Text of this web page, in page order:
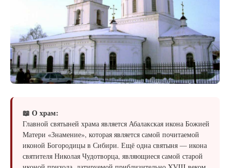
📖 О храм:
Главной святыней храма является Абалакская икона Божией
Матери «Знамение», которая является самой почитаемой
иконой Богородицы в Сибири. Ещё одна святыня — икона
святителя Николая Чудотворца, являющиеся самой старой